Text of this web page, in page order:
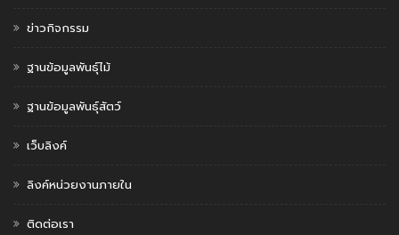
ข่าวกิจกรรม
ฐานข้อมูลพันธุ์ไม้
ฐานข้อมูลพันธุ์สัตว์
เว็บลิงค์
ลิงค์หน่วยงานภายใน
ติดต่อเรา